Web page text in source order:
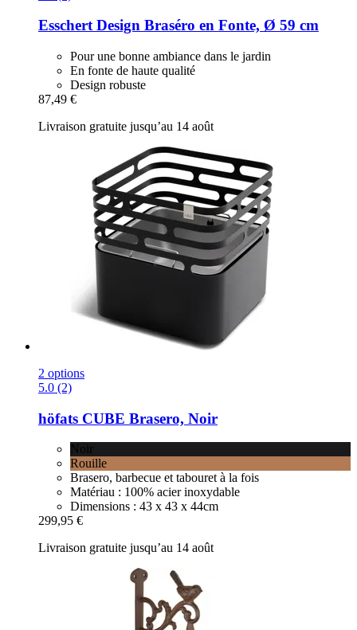
Esschert Design Braséro en Fonte, Ø 59 cm
Pour une bonne ambiance dans le jardin
En fonte de haute qualité
Design robuste
87,49 €
Livraison gratuite jusqu’au 14 août
2 options
5.0 (2)
höfats CUBE Brasero, Noir
Noir
Rouille
Brasero, barbecue et tabouret à la fois
Matériau : 100% acier inoxydable
Dimensions : 43 x 43 x 44cm
299,95 €
Livraison gratuite jusqu’au 14 août